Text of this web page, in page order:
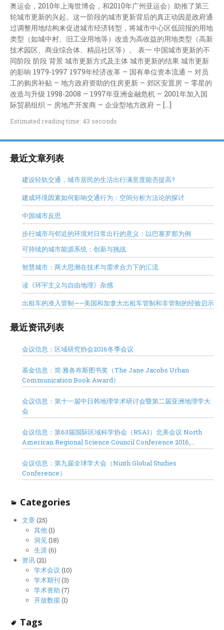
奥运会，2010年上海世博会，和2010年广州亚运会）助推了第三
轮城市更新的兴起。这一阶段的城市更新背后的真正动因是政府通
过调整用地结构来促进城市经济转型，将城市中心区低回报的用地
类型（如城中村、旧工业用地等）改造为高收益的用地类型（高新
技术园区、商业综合体、精品社区等）。 表一 中国城市更新的不
同阶段 阶段 背景 城市更新方式及主体 城市更新的结果 城市更新
的影响 1979-1997 1979年经济改革 – 国有单位资本流通 – 对员
工的购房补贴 – 地方政府资助的住房更新 – 郊区安置房 – 零星的
改造与升级 1998-2008 – 1997年亚洲金融危机 – 2001年加入国
际贸易组织 – 房地产开发商 – 企业型地方政府 – […]
Estimated reading time: 43 seconds
最近文章列表
建设轻轨交通，城市居民的生活出行满意度能否提高?
建成环境因素如何影响交通行为：空间分析方法论的探讨
中国城市反思
步行城市与邻近的环境对日常出行的意义：以巴塞罗那为例
可持续的城市能源系统：创新与挑战
智慧城市：两大思潮在技术与需求合力下的汇流
读《环宇主义与自由地理》杂感
出租车的准入管制——美国和加拿大出租车管制和非管制的经验启示
最近资讯列表
会议信息：区域研究协会2016冬季会议
基金信息：简·雅各布斯图书奖（The Jane Jacobs Urban
Communication Book Award）
会议信息：第十一届中日韩地理学术研讨会暨第二届亚洲地理学大
会
会议信息：第63届国际区域科学协会（RSAI）北美会议 North
American Regional Science Council Conference 2016,
会议信息：第九届全球学大会（Ninth Global Studies
Conference）
Categories
文章(25)
其他(1)
洞见(18)
生涯(6)
资讯(21)
学术会议 (10)
学术期刊 (3)
学术资助 (7)
开放数据(1)
Tags